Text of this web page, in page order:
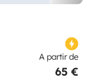
A partir de
65 €